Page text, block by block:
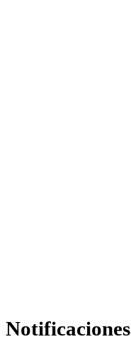
Notificaciones